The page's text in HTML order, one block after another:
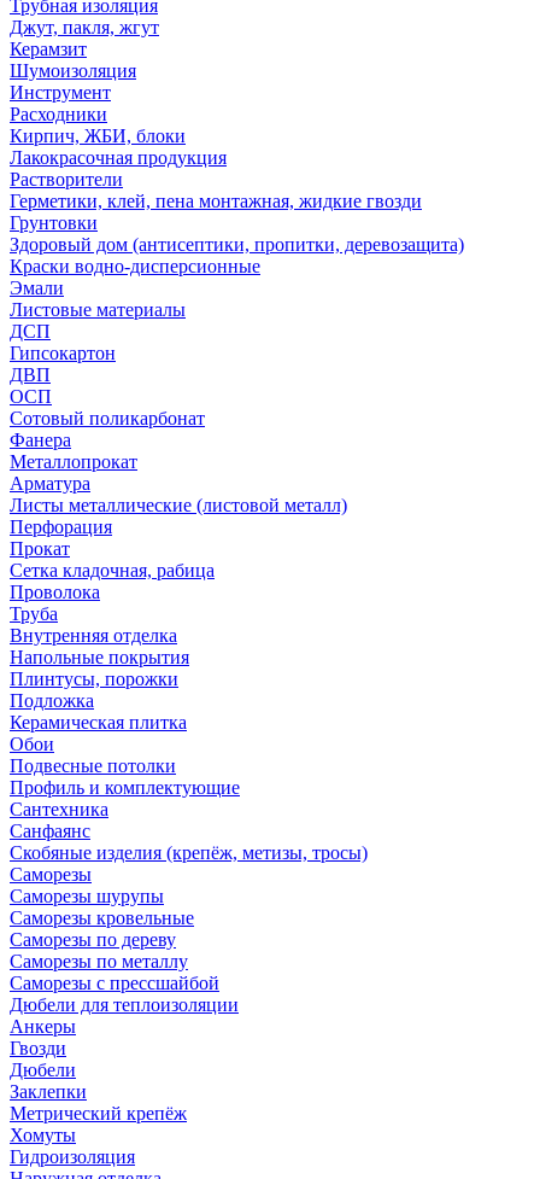
Трубная изоляция
Джут, пакля, жгут
Керамзит
Шумоизоляция
Инструмент
Расходники
Кирпич, ЖБИ, блоки
Лакокрасочная продукция
Растворители
Герметики, клей, пена монтажная, жидкие гвозди
Грунтовки
Здоровый дом (антисептики, пропитки, деревозащита)
Краски водно-дисперсионные
Эмали
Листовые материалы
ДСП
Гипсокартон
ДВП
ОСП
Сотовый поликарбонат
Фанера
Металлопрокат
Арматура
Листы металлические (листовой металл)
Перфорация
Прокат
Сетка кладочная, рабица
Проволока
Труба
Внутренняя отделка
Напольные покрытия
Плинтусы, порожки
Подложка
Керамическая плитка
Обои
Подвесные потолки
Профиль и комплектующие
Сантехника
Санфаянс
Скобяные изделия (крепёж, метизы, тросы)
Саморезы
Саморезы шурупы
Саморезы кровельные
Саморезы по дереву
Саморезы по металлу
Саморезы с прессшайбой
Дюбели для теплоизоляции
Анкеры
Гвозди
Дюбели
Заклепки
Метрический крепёж
Хомуты
Гидроизоляция